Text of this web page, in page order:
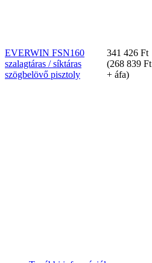
EVERWIN FSN160
szalagtáras / síktáras
szögbelövő pisztoly
341 426 Ft
(268 839 Ft
+ áfa)